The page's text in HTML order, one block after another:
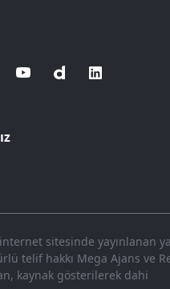
Orada benimle
genç insanla
kadar yakından
yan yana yataklarda